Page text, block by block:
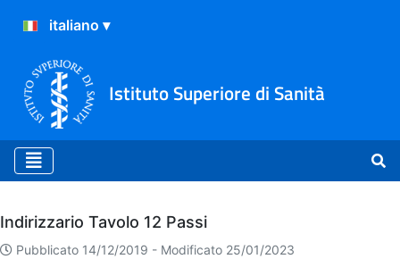
Istituto Superiore di Sanità
Archivio
Indirizzario Tavolo 12 Passi
Pubblicato 14/12/2019 - Modificato 25/01/2023